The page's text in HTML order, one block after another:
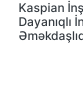
Kaspian
Dayanıqlı